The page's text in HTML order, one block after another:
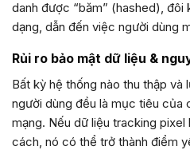
danh được “băm” (hashed), đôi
dạng, dẫn đến việc người dùng
Rủi ro bảo mật dữ liệu &
Bất kỳ hệ thống nào thu thập và
người dùng đều là mục tiêu của
mạng. Nếu dữ liệu tracking
cách, nó có thể trở thành điểm